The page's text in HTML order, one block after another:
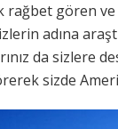
rağbet gören
adına
da sizlere
sizde